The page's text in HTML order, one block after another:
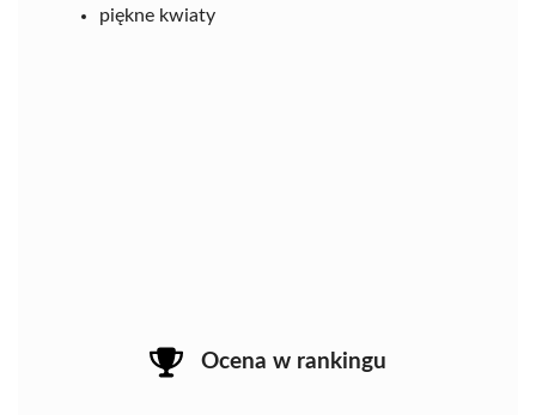
piękne kwiaty
Ocena w rankingu